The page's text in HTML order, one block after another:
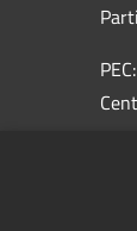
PEC: